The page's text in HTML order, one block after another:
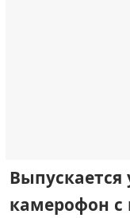
камерофон с